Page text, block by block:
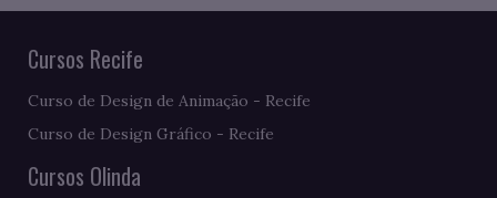
Cursos Recife
Curso de Design de Animação - Recife
Curso de Design Gráfico - Recife
Cursos Olinda